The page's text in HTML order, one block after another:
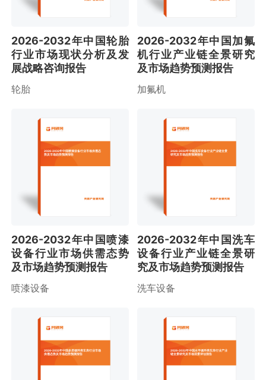
2026-2032年中国轮胎
行业市场现状分析及发
展战略咨询报告
轮胎
2026-2032年中国加氟
机行业产业链全景研究
及市场趋势预测报告
加氟机
2026-2032年中国喷漆设备行业市场供需态
势及市场趋势预测报告
2026-2032年中国喷漆
设备行业市场供需态势
及市场趋势预测报告
喷漆设备
2026-2032年中国洗车设备行业产业链全景
研究及市场趋势预测报告
2026-2032年中国洗车
设备行业产业链全景研
究及市场趋势预测报告
洗车设备
2026-2032年中国多层循环类车库行业市场
供需态势及市场趋势预测报告
2026-2032年中国水平循环类车库行业产业
链全景研究及市场前景评估报告